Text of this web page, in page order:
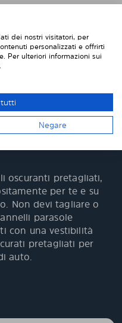
niente bolle, niente
della pellicola solare
e facile da smontare
oscuranti pretagliati,
per te e su
Non devi tagliare o
parasole
con una vestibilità
pretagliati per
auto.
dei nostri visitatori, per
personalizzati e offrirti
Per ulteriori informazioni sui
Negare